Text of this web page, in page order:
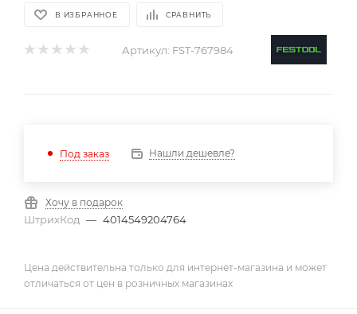
В ИЗБРАННОЕ СРАВНИТЬ
Артикул: FST-767984
Под заказ Нашли дешевле?
Хочу в подарок
ШтрихКод — 4014549204764
Цена действительна только для интернет-магазина и может
отличаться от цен в розничных магазинах